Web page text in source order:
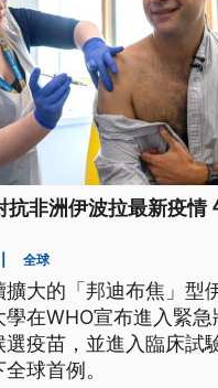
抗非洲伊波拉最新疫情
全球
大的「邦迪布焦」型
在WHO宣布進入緊
選疫苗，並進入臨床試
球首例。